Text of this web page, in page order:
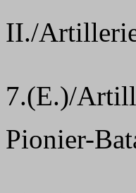
II./
7.(E.)/
Pionier-